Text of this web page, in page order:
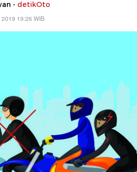
- detikOto
19:26 WIB